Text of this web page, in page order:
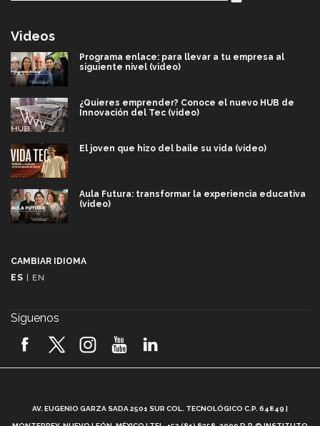
Videos
Programa enlace: para llevar a tu empresa al
siguiente nivel (video)
¿Quieres emprender? Conoce el nuevo HUB de
Innovación del Tec (video)
El joven que hizo del baile su vida (video)
Aula Futura: transformar la experiencia educativa
(video)
2026! (video)
¿Cómo es el Modelo Educativo Tec? (video)
CAMBIAR IDIOMA
ES
EN
Síguenos
AV. EUGENIO GARZA SADA 2501 SUR COL. TECNOLÓGICO C.P. 64849 |